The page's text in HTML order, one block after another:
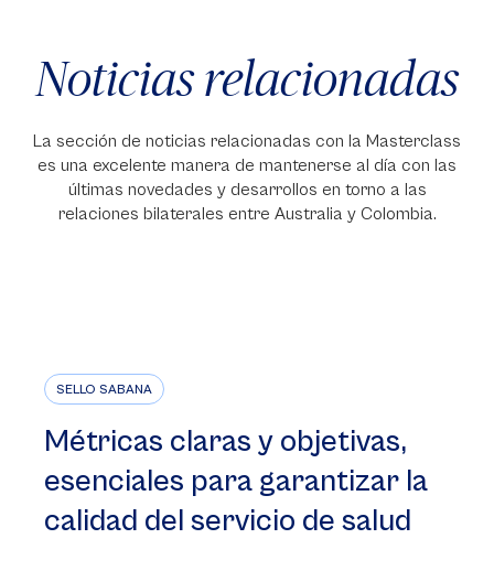
Noticias relacionadas
La sección de noticias relacionadas con la Masterclass
es una excelente manera de mantenerse al día con las
últimas novedades y desarrollos en torno a las
relaciones bilaterales entre Australia y Colombia.
SELLO SABANA
Métricas claras y objetivas,
esenciales para garantizar la
calidad del servicio de salud